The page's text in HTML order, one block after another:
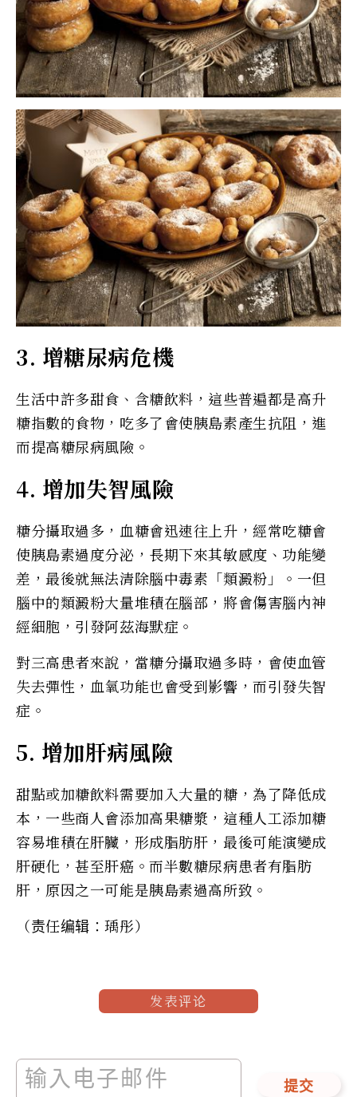
3. 增糖尿病危機
生活中許多甜食、含糖飲料，這些普遍都是高升
糖指數的食物，吃多了會使胰島素產生抗阻，進
而提高糖尿病風險。
4. 增加失智風險
糖分攝取過多，血糖會迅速往上升，經常吃糖會
使胰島素過度分泌，長期下來其敏感度、功能變
差，最後就無法清除腦中毒素「類澱粉」。一但
腦中的類澱粉大量堆積在腦部，將會傷害腦內神
經細胞，引發阿茲海默症。
對三高患者來說，當糖分攝取過多時，會使血管
失去彈性，血氧功能也會受到影響，而引發失智
症。
5. 增加肝病風險
甜點或加糖飲料需要加入大量的糖，為了降低成
本，一些商人會添加高果糖漿，這種人工添加糖
容易堆積在肝臟，形成脂肪肝，最後可能演變成
肝硬化，甚至肝癌。而半數糖尿病患者有脂肪
肝，原因之一可能是胰島素過高所致。
（责任编辑：瑀彤）
发表评论
提交